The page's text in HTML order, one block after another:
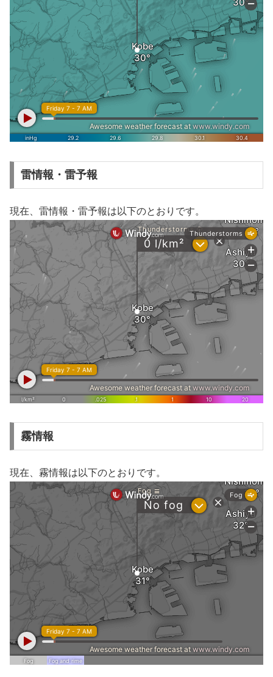
雷情報・雷予報
現在、雷情報・雷予報は以下のとおりです。
霧情報
現在、霧情報は以下のとおりです。